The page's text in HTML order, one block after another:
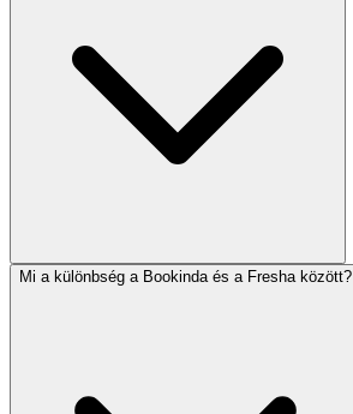
Mi a különbség a Bookinda és a Fresha között?